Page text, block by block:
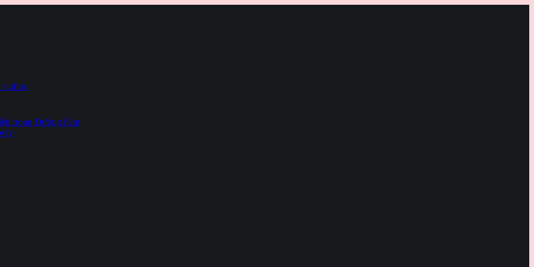
afins
trong Đường hầm